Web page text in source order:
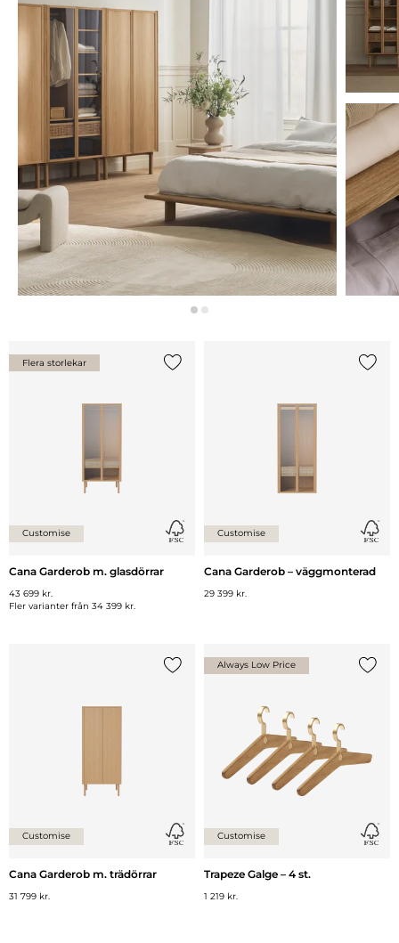
Flera storlekar
Customise
Cana Garderob m. glasdörrar
43 699 kr.
Fler varianter från 34 399 kr.
Customise
Cana Garderob – väggmonterad
29 399 kr.
Customise
Cana Garderob m. trädörrar
31 799 kr.
Always Low Price
Customise
Trapeze Galge – 4 st.
1 219 kr.